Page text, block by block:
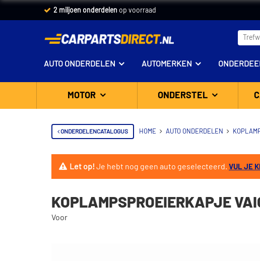
2 miljoen onderdelen op voorraad
AUTO ONDERDELEN AUTOMERKEN
MOTOR ONDERSTEL
ONDERDELENCATALOGUS HOME AUTO ONDERDELEN
Let op!Je hebt nog geen auto geselecteerd. VUL JE
KOPLAMPSPROEIERKAPJE
Voor